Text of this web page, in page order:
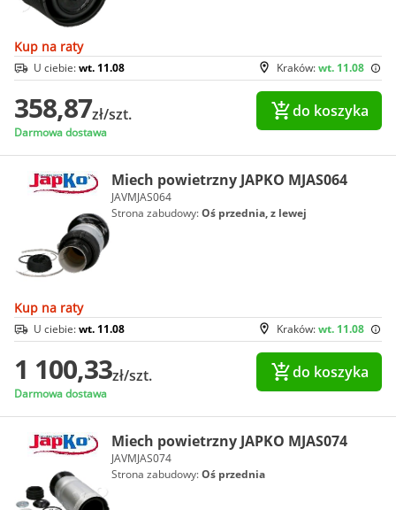
Kup na raty
Kraków:wt. 11.08
U ciebie:wt. 11.08
358,87zł/szt.
Darmowa dostawa
do koszyka
Miech powietrzny JAPKO MJAS064
JAVMJAS064
Strona zabudowy:Oś przednia, z lewej
Kup na raty
Kraków:wt. 11.08
U ciebie:wt. 11.08
1 100,33zł/szt.
Darmowa dostawa
do koszyka
Miech powietrzny JAPKO MJAS074
JAVMJAS074
Strona zabudowy:Oś przednia